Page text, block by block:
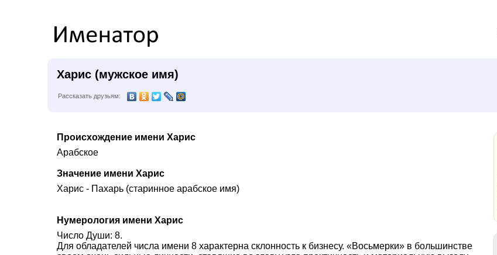
Харис (мужское имя)
Рассказать друзьям:
Происхождение имени Харис
Арабское
Значение имени Харис
Харис - Пахарь (старинное арабское имя)
Нумерология имени Харис
Число Души: 8.
Для обладателей числа имени 8 характерна склонность к бизнесу. «Восьмерки» в большинстве